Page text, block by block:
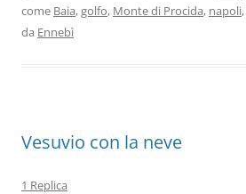
come Baia,golfo, Monte di Procida, napoli,
da Ennebì
Vesuvio con la neve
1 Replica